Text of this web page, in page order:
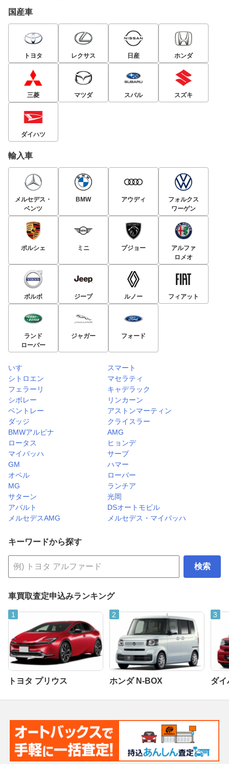
国産車
トヨタ レクサス 日産 ホンダ
三菱 マツダ スバル スズキ
ダイハツ
輸入車
メルセデス・
ベンツ
BMW アウディ
フォルクス
ワーゲン
ポルシェ ミニ プジョー
アルファ
ロメオ
ボルボ ジープ ルノー フィアット
ランド
ローバー
ジャガー フォード
いすゞ
スマート
シトロエン
マセラティ
フェラーリ
キャデラック
シボレー
リンカーン
ベントレー
アストンマーティン
ダッジ
クライスラー
BMWアルピナ
AMG
ロータス
ヒョンデ
マイバッハ
サーブ
GM
ハマー
オペル
ローバー
MG
ランチア
サターン
光岡
アバルト
DSオートモビル
メルセデスAMG
メルセデス・マイバッハ
キーワードから探す
検索
車買取査定申込みランキング
トヨタ プリウス ホンダ N-BOX ダイ